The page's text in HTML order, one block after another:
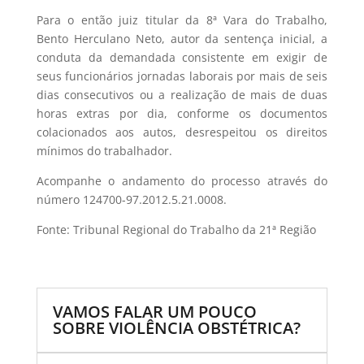
Para o então juiz titular da 8ª Vara do Trabalho,
Bento Herculano Neto, autor da sentença inicial, a
conduta da demandada consistente em exigir de
seus funcionários jornadas laborais por mais de seis
dias consecutivos ou a realização de mais de duas
horas extras por dia, conforme os documentos
colacionados aos autos, desrespeitou os direitos
mínimos do trabalhador.
Acompanhe o andamento do processo através do
número 124700-97.2012.5.21.0008.
Fonte: Tribunal Regional do Trabalho da 21ª Região
VAMOS FALAR UM POUCO
SOBRE VIOLÊNCIA OBSTÉTRICA?